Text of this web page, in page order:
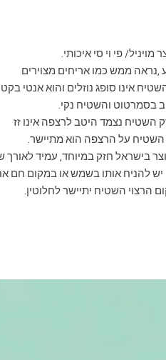
מויניל/ פי וי סי איכותי.
,נראה ממש כמו אריחים מצוירים
אינו סופג נוזלים והוא אנטי
בסמרטוט והשטיח נקי.
על הרצפה הוא מתיישר.
בישראל חזק במיוחד, עמיד לאורך
יש להניח אותו בשמש או במקום חם
הרצוי השטיח יתיישר לחלוטין.